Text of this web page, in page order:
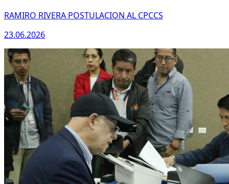
RAMIRO RIVERA POSTULACION AL CPCCS
23.06.2026